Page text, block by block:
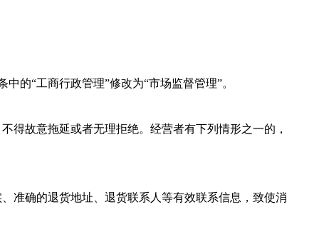
的“工商行政管理”修改为“市场监督管理”。
得故意拖延或者无理拒绝。经营者有下列情形之一的，
准确的退货地址、退货联系人等有效联系信息，致使消